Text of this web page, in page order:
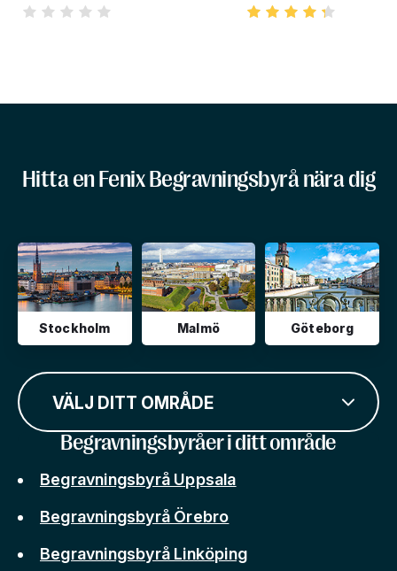
Hitta en Fenix Begravningsbyrå nära dig
Stockholm Malmö Göteborg
VÄLJ DITT OMRÅDE
Begravningsbyråer i ditt område
Begravningsbyrå Uppsala
Begravningsbyrå Örebro
Begravningsbyrå Linköping